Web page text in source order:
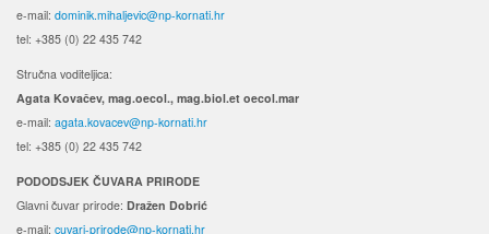
e-mail: dominik.mihaljevic@np-kornati.hr
tel: +385 (0) 22 435 742
Stručna voditeljica:
Agata Kovačev, mag.oecol., mag.biol.et oecol.mar
e-mail: agata.kovacev@np-kornati.hr
tel: +385 (0) 22 435 742
PODODSJEK ČUVARA PRIRODE
Glavni čuvar prirode: Dražen Dobrić
e-mail: cuvari-prirode@np-kornati.hr